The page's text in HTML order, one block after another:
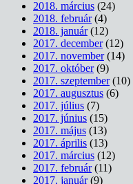
2018. március (24)
2018. február(4)
2018. január(12)
2017. december(12)
2017. november(14)
2017. október(9)
2017. szeptember(10)
2017. augusztus (6)
2017. július (7)
2017. június (15)
2017. május (13)
2017. április (13)
2017. március (12)
2017. február(11)
2017. január(9)